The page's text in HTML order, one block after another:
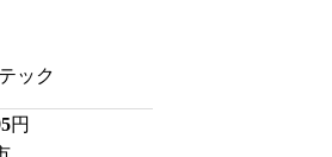
ック
円